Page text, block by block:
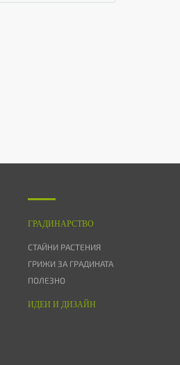
ГРАДИНАРСТВО
СТАЙНИ РАСТЕНИЯ
ГРИЖИ ЗА ГРАДИНАТА
ПОЛЕЗНО
ИДЕИ И ДИЗАЙН